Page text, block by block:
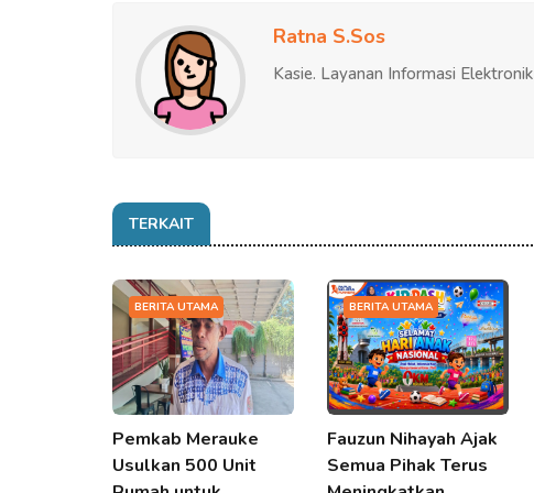
Ratna S.Sos
Kasie. Layanan Informasi Elektronik
TERKAIT
BERITA UTAMA
Pemkab Merauke
Usulkan 500 Unit
BERITA UTAMA
Fauzun Nihayah Ajak
Semua Pihak Terus